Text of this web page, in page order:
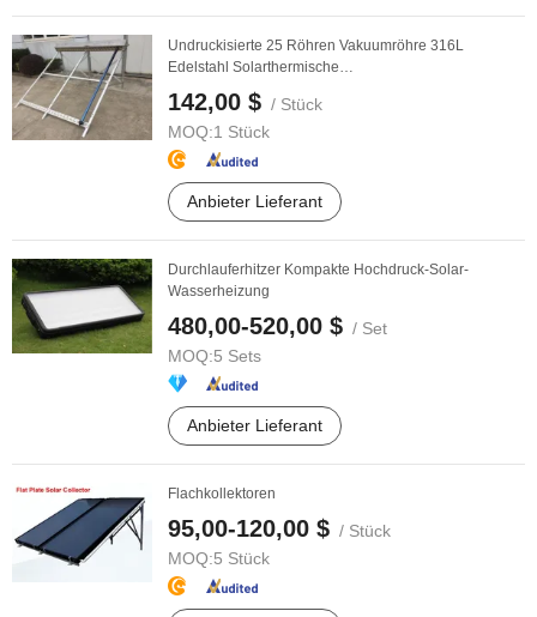
Undruckisierte 25 Röhren Vakuumröhre 316L
Edelstahl Solarthermische
Warmwasserheizkollektoranlage ...
142,00 $ / Stück
MOQ:1 Stück
Anbieter Lieferant
Durchlauferhitzer Kompakte Hochdruck-Solar-
Wasserheizung
480,00-520,00 $ / Set
MOQ:5 Sets
Anbieter Lieferant
Flachkollektoren
95,00-120,00 $ / Stück
MOQ:5 Stück